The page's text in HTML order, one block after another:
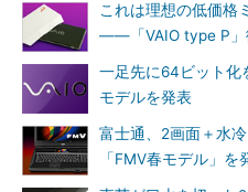
これは理想の低価格
――「VAIO type P」
一足先に64ビット化
モデルを発表
富士通、2画面＋水
「FMV春モデル」を